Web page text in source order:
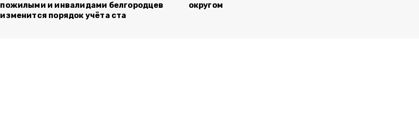
пожилыми и инвалидами белгородцев
изменится порядок учёта ста
округом